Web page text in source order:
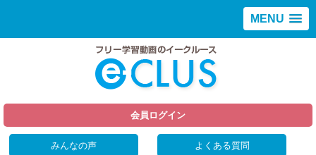
MENU
会員ログイン
みんなの声 よくある質問